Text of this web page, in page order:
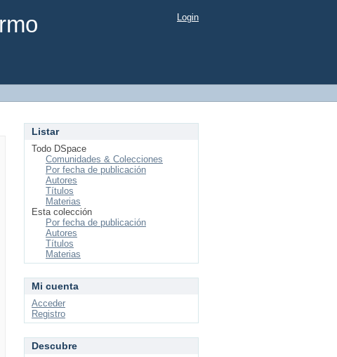
Login
Listar
Todo DSpace
Comunidades & Colecciones
Por fecha de publicación
Autores
Títulos
Materias
Esta colección
Por fecha de publicación
Autores
Títulos
Materias
Mi cuenta
Acceder
Registro
Descubre